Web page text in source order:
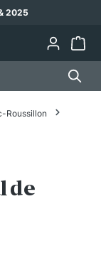
2025
Roussillon
de